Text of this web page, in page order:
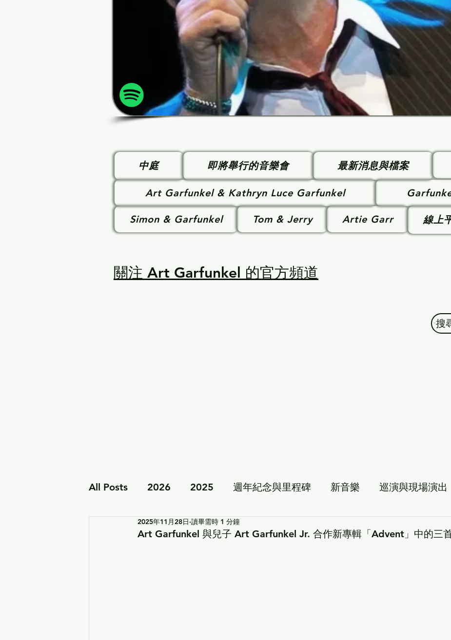
中庭 即將舉行的音樂會 最新消息與檔案
Art Garfunkel & Kathryn Luce Garfunkel
Simon & Garfunkel Tom & Jerry Artie Garr 線上
關注 Art Garfunkel 的官方頻道
搜
All Posts 2026 2025 週年紀念與里程碑 新音樂 巡演與現場演出
個人見解 家族項目
Art Garfunkel 與兒子 Art Garfunkel Jr. 合作新專輯「Advent」中的三
2025年11月28日 讀畢需時 1 分鐘